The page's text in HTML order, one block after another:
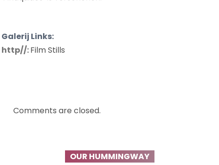
Galerij Links:
http//:Film Stills
Comments are closed.
OUR HUMMINGWAY